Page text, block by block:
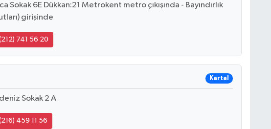
Sokak 6E Dükkan:21 Metrokent metro çıkışında - Bayındırlık
girişinde
741 56 20
Kartal
Sokak 2 A
459 11 56